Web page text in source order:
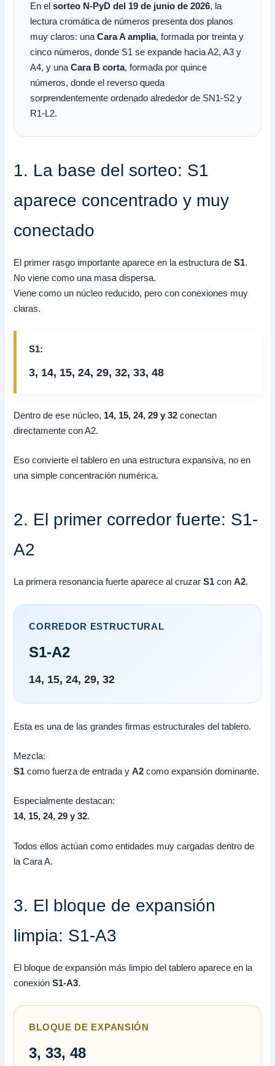
En elsorteo N-PyD del 19 de junio de 2026, la
lectura cromática de números presenta dos planos
muy claros: unaCara A amplia, formada por treinta y
cinco números, donde S1 se expande hacia A2, A3 y
A4, y unaCara B corta, formada por quince
números, donde el reverso queda
sorprendentemente ordenado alrededor de SN1-S2 y
R1-L2.
1. La base del sorteo: S1
aparece concentrado y muy
conectado
El primer rasgo importante aparece en la estructura deS1.
No viene como una masa dispersa.
Viene como un núcleo reducido, pero con conexiones muy
claras.
S1:
3, 14, 15, 24, 29, 32, 33, 48
Dentro de ese núcleo, 14, 15, 24, 29 y 32 conectan
directamente con A2.
Eso convierte el tablero en una estructura expansiva, no en
una simple concentración numérica.
2. El primer corredor fuerte: S1-
A2
La primera resonancia fuerte aparece al cruzarS1 conA2.
CORREDOR ESTRUCTURAL
S1-A2
14, 15, 24, 29, 32
Esta es una de las grandes firmas estructurales del tablero.
Mezcla:
S1 como fuerza de entrada yA2 como expansión dominante.
Especialmente destacan:
14, 15, 24, 29 y 32.
Todos ellos actúan como entidades muy cargadas dentro de
la Cara A.
3. El bloque de expansión
limpia: S1-A3
El bloque de expansión más limpio del tablero aparece en la
conexiónS1-A3.
BLOQUE DE EXPANSIÓN
3, 33, 48